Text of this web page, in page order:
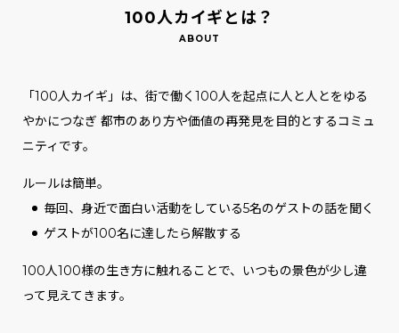
100人カイギとは？
「100人カイギ」は、街で働く100人を起点に人と人とをゆる
やかにつなぎ 都市のあり方や価値の再発見を目的とするコミュ
ニティです。
ルールは簡単。
毎回、身近で面白い活動をしている5名のゲストの話を聞く
ゲストが100名に達したら解散する
100人100様の生き方に触れることで、いつもの景色が少し違
って見えてきます。